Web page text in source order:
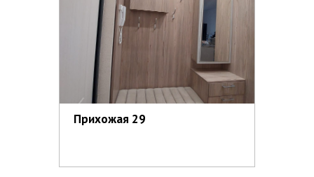
Прихожая 29